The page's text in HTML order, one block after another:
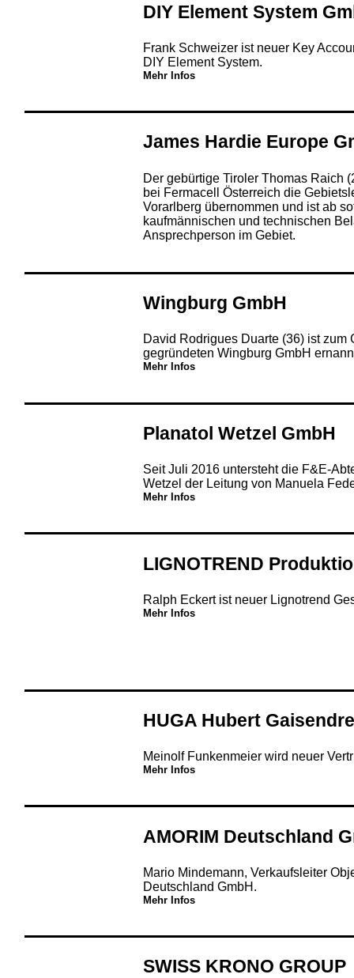
DIY Element System
Frank Schweizer ist neuer Key
DIY Element System.
Mehr Infos
James Hardie Europe
Der gebürtige Tiroler Thomas Raich
bei Fermacell Österreich die
Vorarlberg übernommen und ist ab
kaufmännischen und technischen
Ansprechperson im Gebiet.
Wingburg GmbH
David Rodrigues Duarte (36) ist zum
gegründeten Wingburg GmbH
Mehr Infos
Planatol Wetzel GmbH
Seit Juli 2016 untersteht die F&E-
Wetzel der Leitung von Manuela
Mehr Infos
LIGNOTREND
Ralph Eckert ist neuer Lignotrend
Mehr Infos
HUGA Hubert
Meinolf Funkenmeier wird neuer
Mehr Infos
AMORIM Deutschland
Mario Mindemann, Verkaufsleiter
Deutschland GmbH.
Mehr Infos
SWISS KRONO GROUP